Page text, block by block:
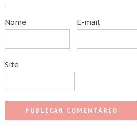
Nome E-mail
Site